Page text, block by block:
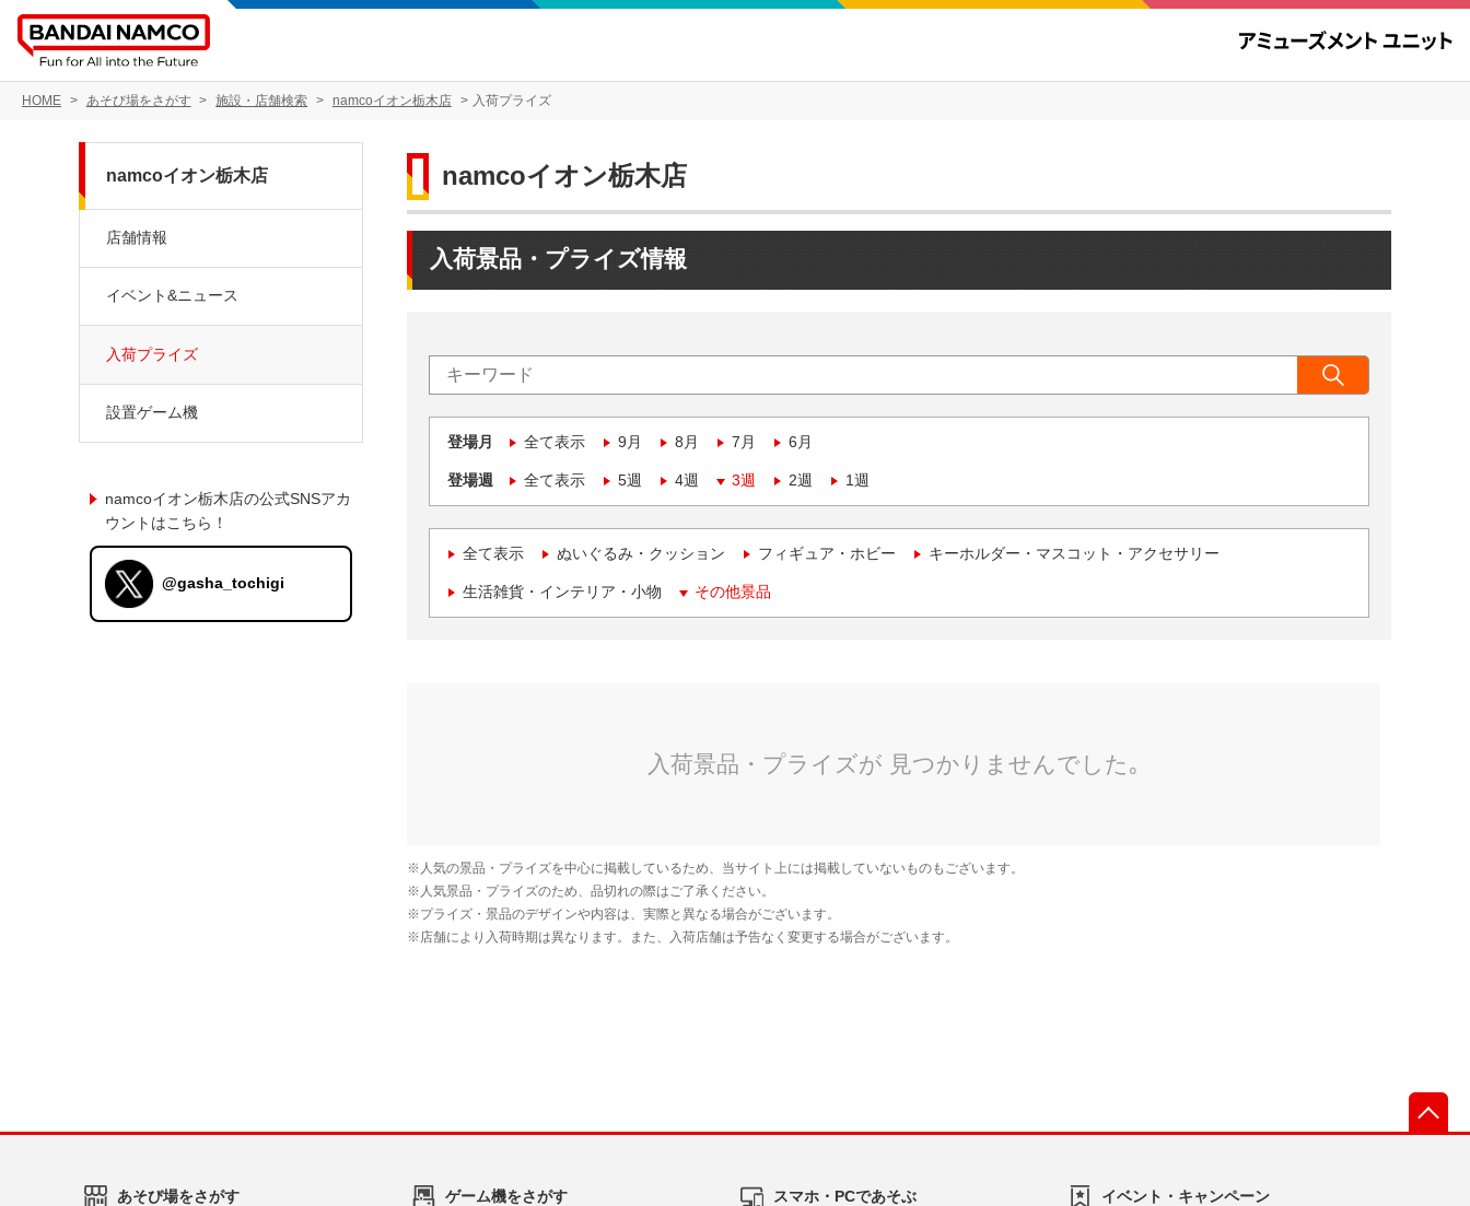
HOME あそび場をさがす 施設・店舗検索 namcoイオン栃木店 入荷プライズ
namcoイオン栃木店
入荷景品・プライズ情報
登場月 全て表示 9月 8月 7月 6月
登場週 全て表示 5週 4週 3週 2週 1週
全て表示 ぬいぐるみ・クッション フィギュア・ホビー キーホルダー・マスコット・アクセサリー
生活雑貨・インテリア・小物 その他景品
namcoイオン栃木店
店舗情報
イベント&ニュース
入荷プライズ
設置ゲーム機
namcoイオン栃木店の公式SNSアカ
ウントはこちら！
@gasha_tochigi
あそび場をさがす ゲーム機をさがす スマホ・PCであそぶ イベント・キャンペーン